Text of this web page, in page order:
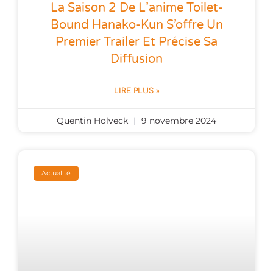
La Saison 2 De L’anime Toilet-
Bound Hanako-Kun S’offre Un
Premier Trailer Et Précise Sa
Diffusion
LIRE PLUS »
Quentin Holveck 9 novembre 2024
Actualité